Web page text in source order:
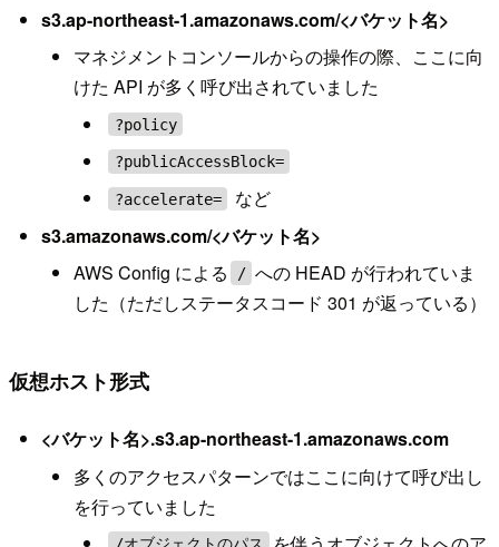
s3.ap-northeast-1.amazonaws.com/<バケット名>
マネジメントコンソールからの操作の際、ここに向
けた API が多く呼び出されていました
?policy
?publicAccessBlock=
?accelerate=
など
s3.amazonaws.com/<バケット名>
AWS Config による
/ への HEAD が行われていま
した（ただしステータスコード 301 が返っている）
仮想ホスト形式
<バケット名>.s3.ap-northeast-1.amazonaws.com
多くのアクセスパターンではここに向けて呼び出し
を行っていました